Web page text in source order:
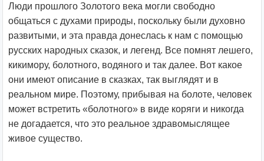
Люди прошлого Золотого века могли свободно
общаться с духами природы, поскольку были духовно
развитыми, и эта правда донеслась к нам с помощью
русских народных сказок, и легенд. Все помнят лешего,
кикимору, болотного, водяного и так далее. Вот какое
они имеют описание в сказках, так выглядят и в
реальном мире. Поэтому, прибывая на болоте, человек
может встретить «болотного» в виде коряги и никогда
не догадается, что это реальное здравомыслящее
живое существо.